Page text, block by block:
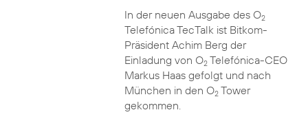
In der neuen Ausgabe des O2
Telefónica TecTalk ist Bitkom-
Präsident Achim Berg der
Einladung von O2Telefónica-CEO
Markus Haas gefolgt und nach
München in den O2Tower
gekommen.